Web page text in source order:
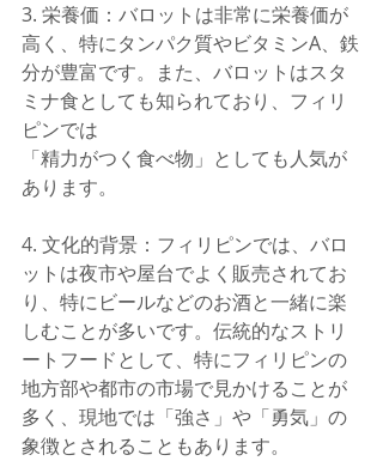
3. 栄養価：バロットは非常に栄養価が
高く、特にタンパク質やビタミンA、鉄
分が豊富です。また、バロットはスタ
ミナ食としても知られており、フィリ
ピンでは
「精力がつく食べ物」としても人気が
あります。
4. 文化的背景：フィリピンでは、バロ
ットは夜市や屋台でよく販売されてお
り、特にビールなどのお酒と一緒に楽
しむことが多いです。伝統的なストリ
ートフードとして、特にフィリピンの
地方部や都市の市場で見かけることが
多く、現地では「強さ」や「勇気」の
象徴とされることもあります。